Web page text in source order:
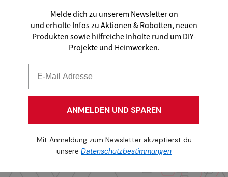
Melde dich zu unserem Newsletter an
und erhalte Infos zu Aktionen & Rabatten, neuen
Produkten sowie hilfreiche Inhalte rund um DIY-
Projekte und Heimwerken.
ANMELDEN UND SPAREN
Mit Anmeldung zum Newsletter akzeptierst du
unsere Datenschutzbestimmungen